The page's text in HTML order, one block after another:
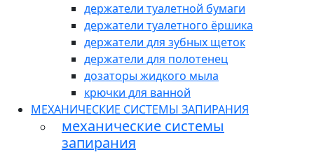
держатели туалетной бумаги
держатели туалетного ёршика
держатели для зубных щеток
держатели для полотенец
дозаторы жидкого мыла
крючки для ванной
МЕХАНИЧЕСКИЕ СИСТЕМЫ ЗАПИРАНИЯ
механические системы
запирания